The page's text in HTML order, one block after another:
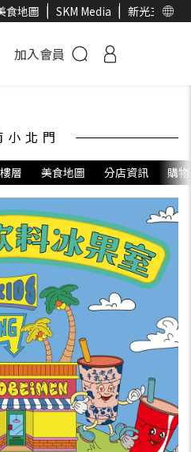
食地圖 SKM Media 新光三越官
加入會員
小北門
層 美食地圖 分店資訊 購